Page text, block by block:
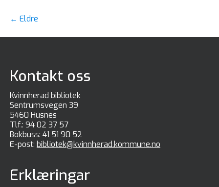
Innleggsnavigasjon
← Eldre
Kontakt oss
Kvinnherad bibliotek
Sentrumsvegen 39
5460 Husnes
Tlf.: 94 02 37 57
Bokbuss: 41 51 90 52
E-post: bibliotek@kvinnherad.kommune.no
Erklæringar